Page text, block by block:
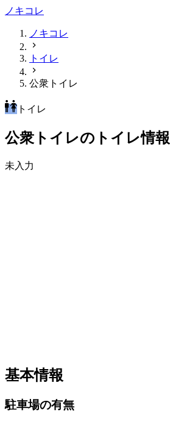
ノキコレ
ノキコレ
トイレ
公衆トイレ
トイレ
公衆トイレのトイレ情報
未入力
基本情報
駐車場の有無